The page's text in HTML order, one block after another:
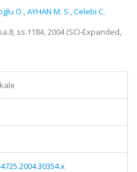
O.,AYHAN M. S.,Celebi C.
ss.1184, 2004 (SCI-Expanded,